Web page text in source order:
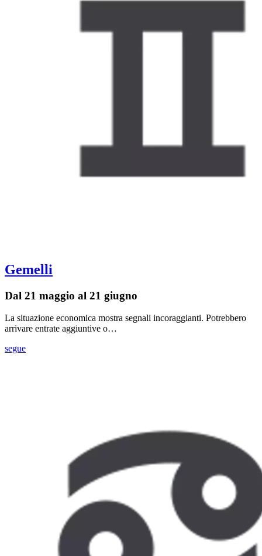
Gemelli
Dal 21 maggio al 21 giugno
La situazione economica mostra segnali incoraggianti. Potrebbero
arrivare entrate aggiuntive o…
segue